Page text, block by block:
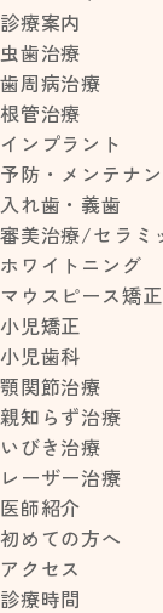
診療案内
虫歯治療
歯周病治療
根管治療
インプラント
予防・メンテナ
入れ歯・義歯
審美治療/セラミ
ホワイトニング
マウスピース矯正
小児矯正
小児歯科
顎関節治療
親知らず治療
いびき治療
レーザー治療
医師紹介
初めての方へ
アクセス
診療時間
HOME